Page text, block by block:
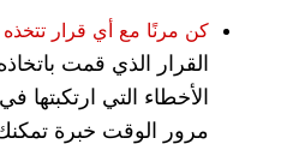
كن مرنًا مع أي قرار
القرار الذي قمت
الأخطاء التي ارتكبتها
مرور الوقت خبرة